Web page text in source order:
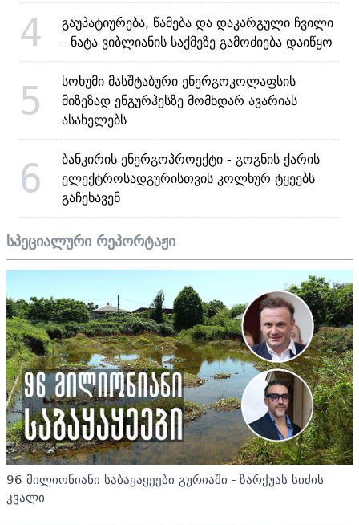
4
გაუპატიურება, წამება და დაკარგული ჩვილი
- ნატა ვიბლიანის საქმეზე გამოძიება დაიწყო
5
სოხუმი მასშტაბური ენერგოკოლაფსის
მიზეზად ენგურჰესზე მომხდარ ავარიას
ასახელებს
6
ბანკირის ენერგოპროექტი - გოგნის ქარის
ელექტროსადგურისთვის კოლხურ ტყეებს
გაჩეხავენ
სპეციალური რეპორტაჟი
96 მილიონიანი საბაყაყეები გურიაში - ზარქუას სიძის
კვალი